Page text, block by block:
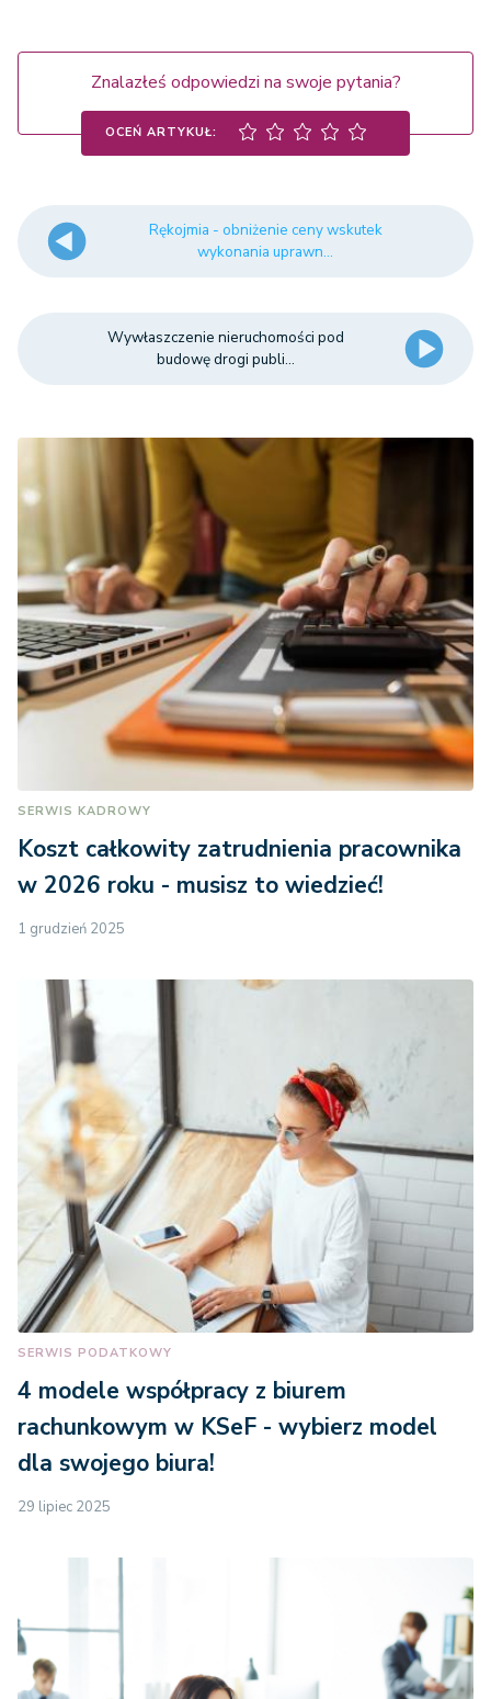
Znalazłeś odpowiedzi na swoje pytania?
OCEŃ ARTYKUŁ:
Rękojmia - obniżenie ceny wskutek
wykonania uprawn...
Wywłaszczenie nieruchomości pod
budowę drogi publi...
SERWIS KADROWY
Koszt całkowity zatrudnienia pracownika
w 2026 roku - musisz to wiedzieć!
1 grudzień 2025
SERWIS PODATKOWY
4 modele współpracy z biurem
rachunkowym w KSeF - wybierz model
dla swojego biura!
29 lipiec 2025